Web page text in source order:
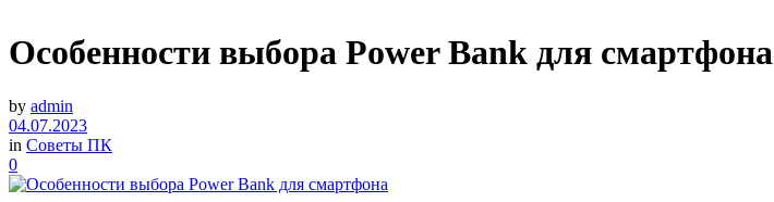
Особенности выбора Power Bank для смартфона
by admin
04.07.2023
in Советы ПК
0